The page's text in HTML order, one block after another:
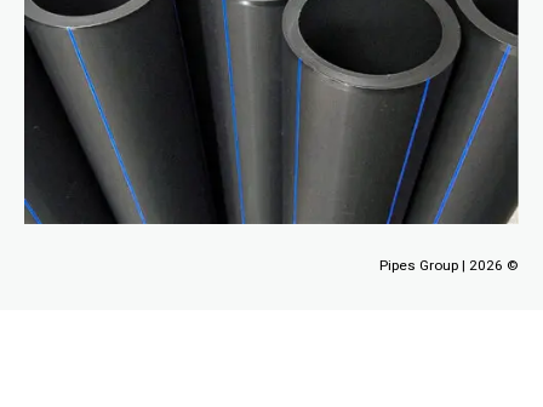
Pipes Group